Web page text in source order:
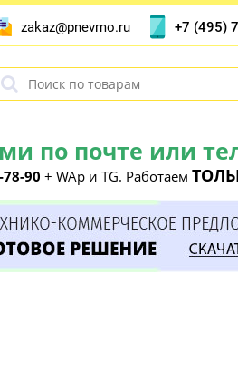
по почте или
90 + WAp и TG. Работаем
zakaz@pnevmo.ru +7 (495)